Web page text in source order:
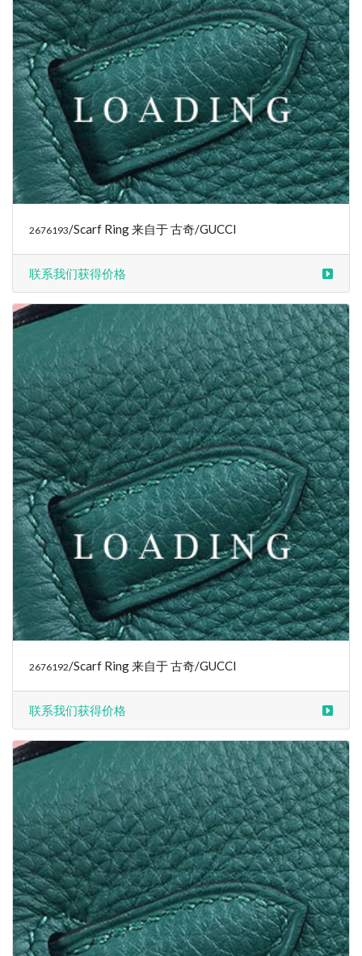
2676193/Scarf Ring 来自于 古奇/GUCCI
联系我们获得价格
2676192/Scarf Ring 来自于 古奇/GUCCI
联系我们获得价格